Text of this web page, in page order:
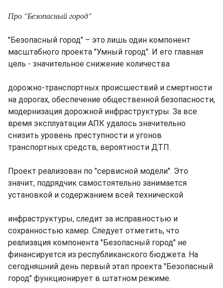
Про "Безопасный город"
"Безопасный город" – это лишь один компонент
масштабного проекта "Умный город". И его главная
цель - значительное снижение количества
дорожно-транспортных происшествий и смертности
на дорогах, обеспечение общественной безопасности,
модернизация дорожной инфраструктуры. За все
время эксплуатации АПК удалось значительно
снизить уровень преступности и угонов
транспортных средств, вероятности ДТП.
Проект реализован по "сервисной модели". Это
значит, подрядчик самостоятельно занимается
установкой и содержанием всей технической
инфраструктуры, следит за исправностью и
сохранностью камер. Следует отметить, что
реализация компонента "Безопасный город" не
финансируется из республиканского бюджета. На
сегодняшний день первый этап проекта "Безопасный
город" функционирует в штатном режиме.